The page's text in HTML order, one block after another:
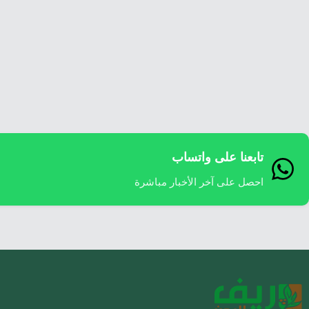
تابعنا على واتساب
احصل على آخر الأخبار مباشرة